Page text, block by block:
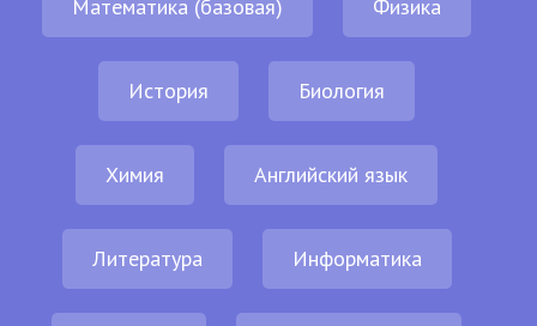
Математика (базовая) Физика
История Биология
Химия Английский язык
Литература Информатика